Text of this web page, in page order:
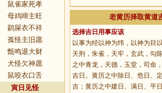
鼠雀家死孝
母鸡啼主旺
鹋屎衣不祥
孤怪主旧愿
甑鸣退大财
犬怪欠神愿
鼠咬衣口舌
寅日见怪
老黄历择取黄道
选择吉日用事应该
以事为经以神为纬，以神为目
天刑，朱雀，天牢，玄武，
之中青龙，天德，玉堂，司
吉日。黄历之中除日、危日、
吉；黄历之中建日、满日、平